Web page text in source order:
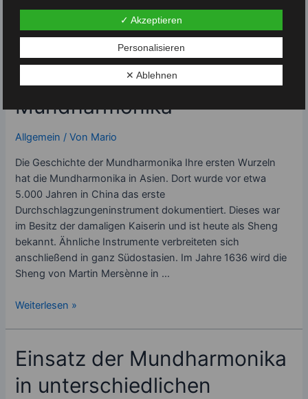
das
vom
der
Die Geschichte der
Mundharmonika
Allgemein / Von Mario
Die Geschichte der Mundharmonika Ihre ersten Wurzeln
hat die Mundharmonika in Asien. Dort wurde vor etwa
5.000 Jahren in China das erste
Durchschlagzungeninstrument dokumentiert. Dieses war
im Besitz der damaligen Kaiserin und ist heute als Sheng
bekannt. Ähnliche Instrumente verbreiteten sich
anschließend in ganz Südostasien. Im Jahre 1636 wird die
Sheng von Martin Mersènne in …
Die
Mundharmonika
Weiterlesen »
Einsatz der Mundharmonika
in unterschiedlichen
✓ Akzeptieren
Personalisieren
✕ Ablehnen